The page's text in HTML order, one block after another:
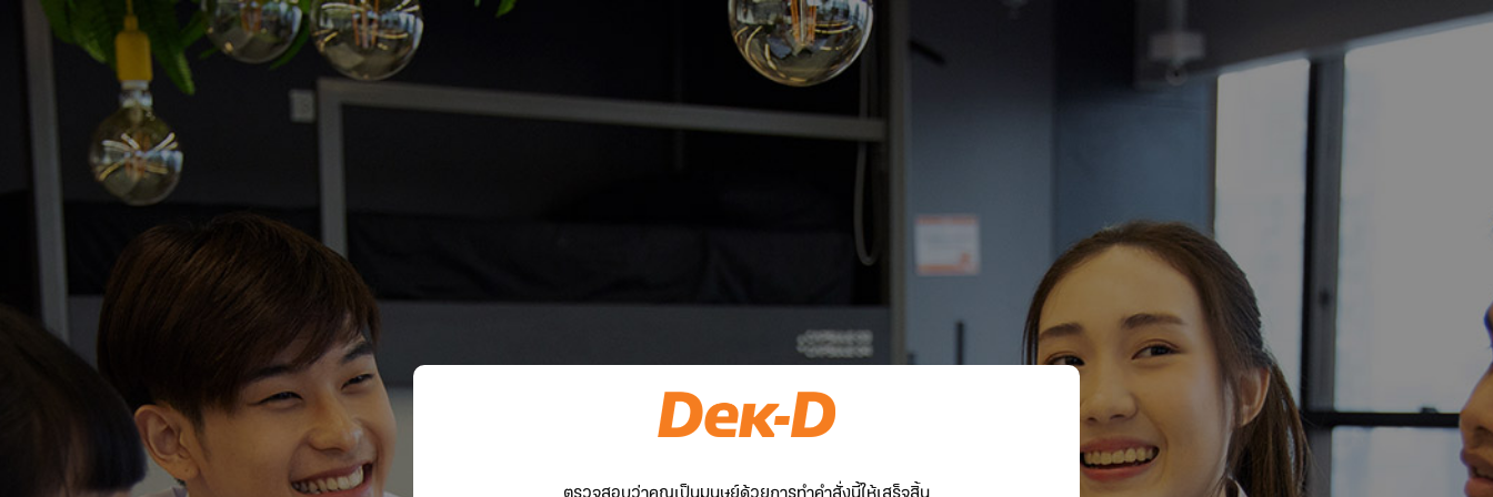
ตรวจสอบว่าคุณเป็นมนุษย์ด้วยการทำคำสั่งนี้ให้เสร็จสิ้น